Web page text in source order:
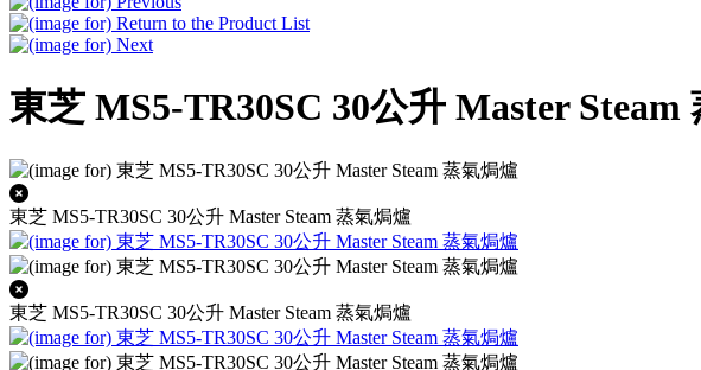
東芝 MS5-TR30SC 30公升 Master Steam
東芝 MS5-TR30SC 30公升 Master Steam 蒸氣焗爐
東芝 MS5-TR30SC 30公升 Master Steam 蒸氣焗爐